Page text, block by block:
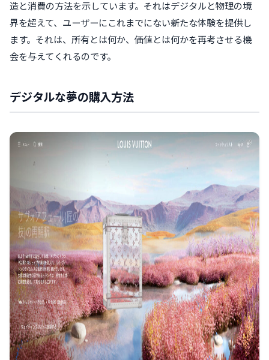
造と消費の方法を示しています。それはデジタルと物理の境
界を超えて、ユーザーにこれまでにない新たな体験を提供し
ます。それは、所有とは何か、価値とは何かを再考させる機
会を与えてくれるのです。
デジタルな夢の購入方法